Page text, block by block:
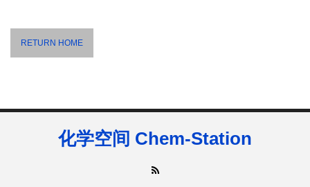
RETURN HOME
化学空间 Chem-Station